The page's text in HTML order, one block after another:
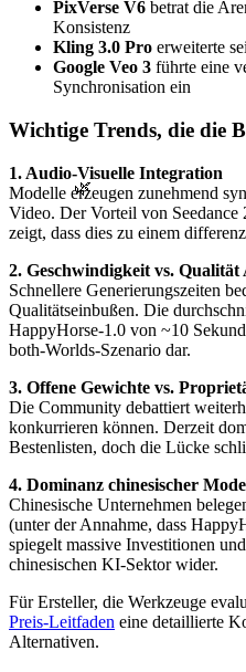
🌿
PixVerse V6 betrat die
Konsistenz
Kling 3.0 Pro erweiterte
Google Veo 3 führte eine
Synchronisation ein
Wichtige Trends, die die
1. Audio-Visuelle Integration
Modelle erzeugen zunehmend
Video. Der Vorteil von
zeigt, dass dies zu einem
2. Geschwindigkeit vs. Qualität
Schnellere Generierungszeiten
Qualitätseinbußen. Die
HappyHorse-1.0 von ~10
both-Worlds-Szenario dar.
3. Offene Gewichte vs.
Die Community debattiert
konkurrieren können. Derzeit
Bestenlisten, doch die Lücke
4. Dominanz chinesischer
Chinesische Unternehmen
(unter der Annahme, dass
spiegelt massive Investitionen
chinesischen KI-Sektor wider.
Für Ersteller, die Werkzeuge
Preis-Leitfaden eine detaillierte
Alternativen.